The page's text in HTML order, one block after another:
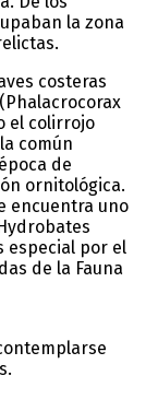
la zona
costeras
el colirrojo
común
de
ornitológica.
encuentra uno
especial por el
de la Fauna